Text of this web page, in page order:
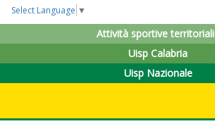
Select Language ▼
Attività sportive territoriali
Uisp Calabria
Uisp Nazionale